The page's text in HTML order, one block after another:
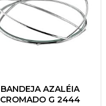
BANDEJA AZALÉIA
CROMADO G 2444